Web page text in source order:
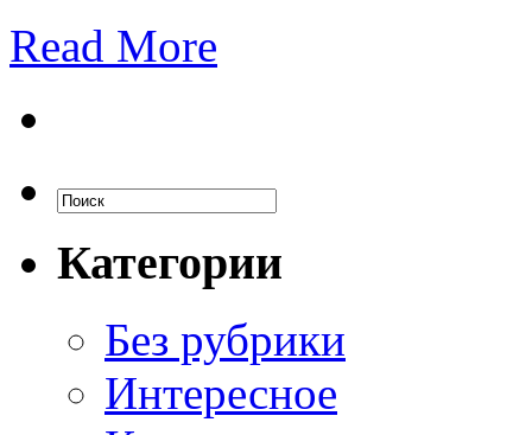
Read More
Категории
Без рубрики
Интересное